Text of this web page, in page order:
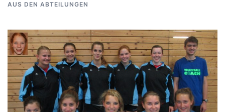
AUS DEN ABTEILUNGEN